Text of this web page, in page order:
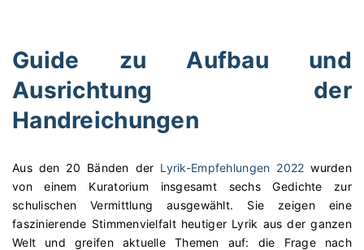
Guide zu Aufbau und
Ausrichtung der
Handreichungen
Aus den 20 Bänden der Lyrik-Empfehlungen 2022 wurden
von einem Kuratorium insgesamt sechs Gedichte zur
schulischen Vermittlung ausgewählt. Sie zeigen eine
faszinierende Stimmenvielfalt heutiger Lyrik aus der ganzen
Welt und greifen aktuelle Themen auf: die Frage nach